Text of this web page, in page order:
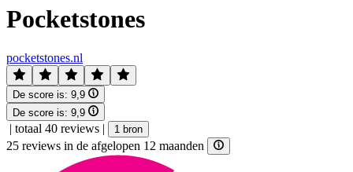
Pocketstones
pocketstones.nl
De score is: 9,9
De score is: 9,9
| totaal 40 reviews | 1 bron
25 reviews in de afgelopen 12 maanden